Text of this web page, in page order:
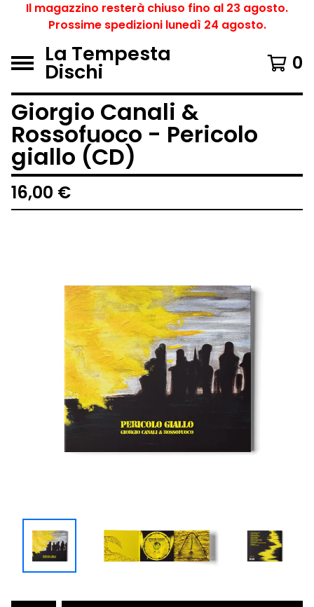
Il magazzino resterà chiuso fino al 23 agosto.
Prossime spedizioni lunedì 24 agosto.
La Tempesta
Dischi 0
Giorgio Canali &
Rossofuoco - Pericolo
giallo (CD)
16,00 €